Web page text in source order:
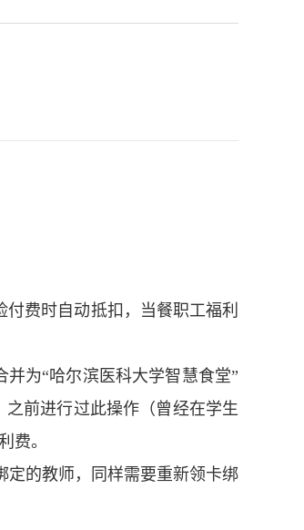
费时自动抵扣，当餐职工福利
并为“哈尔滨医科大学智慧食堂”
之前进行过此操作（曾经在学生
费。
定的教师，同样需要重新领卡绑